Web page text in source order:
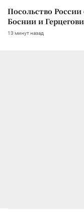
Посольство
Боснии и
13 минут назад